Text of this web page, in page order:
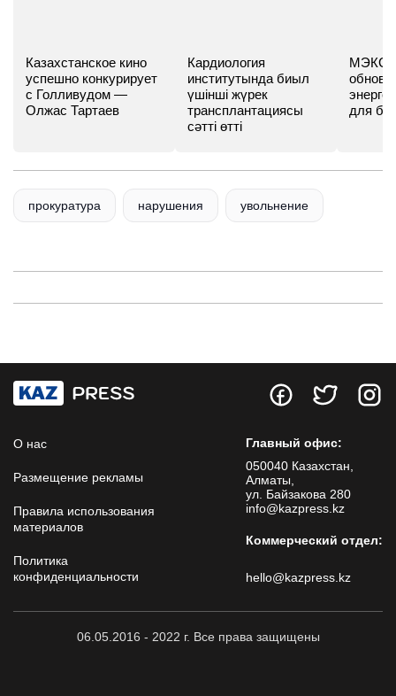
Казахстанское кино
успешно конкурирует
с Голливудом —
Олжас Тартаев
Кардиология
институтында биыл
үшінші жүрек
трансплантациясы
сәтті өтті
МЭКС -
для
прокуратура нарушения увольнение
О нас
Размещение рекламы
Правила использования
материалов
Политика
конфиденциальности
Главный офис:
050040 Казахстан,
Алматы,
ул. Байзакова 280
info@kazpress.kz
Коммерческий отдел:
hello@kazpress.kz
06.05.2016 - 2022 г. Все права защищены